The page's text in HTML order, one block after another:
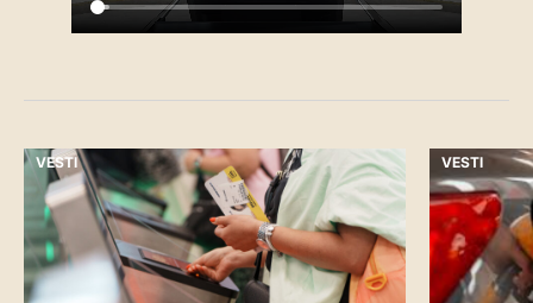
VESTI VESTI